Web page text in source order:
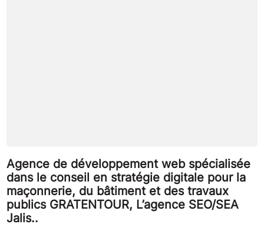
Agence de développement web spécialisée
dans le conseil en stratégie digitale pour la
maçonnerie, du bâtiment et des travaux
publics GRATENTOUR, L’agence SEO/SEA
Jalis..